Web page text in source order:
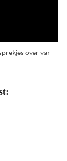
over van